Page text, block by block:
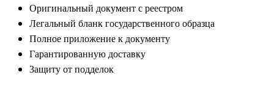
Оригинальный документ с реестром
Легальный бланк государственного образца
Полное приложение к документу
Гарантированную доставку
Защиту от подделок